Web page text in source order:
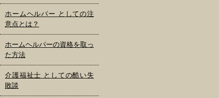
ホームヘルパー としての注
意点とは？
ホームヘルパーの資格を取っ
た方法
介護福祉士 としての酷い失
敗談